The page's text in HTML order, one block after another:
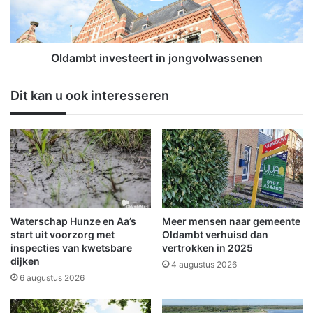
g
b
e
d
r
e
i
g
d
n
t
e
e
r
t
i
n
j
o
n
g
v
o
w
Oldambt investeert in jongvolwassenen
Dit kan u ook interesseren
Waterschap Hunze en Aa’s
start uit voorzorg met
inspecties van kwetsbare
dijken
6 augustus 2026
Meer mensen naar gemeente
Oldambt verhuisd dan
vertrokken in 2025
4 augustus 2026